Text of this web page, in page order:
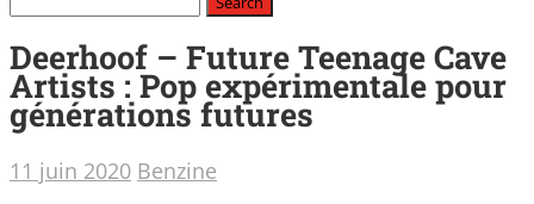
Deerhoof – Future Teenage Cave
Artists : Pop expérimentale pour
générations futures
11 juin 2020 Benzine